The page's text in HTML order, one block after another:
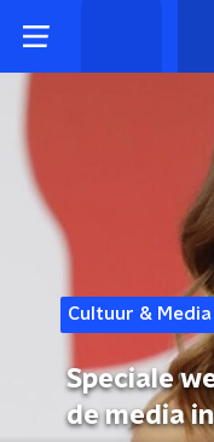
Cultuur & Media
Speciale
de media